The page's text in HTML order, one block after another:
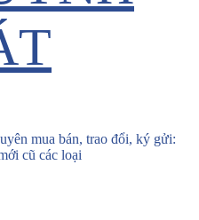
mua bán, trao đổi, ký gửi:
cũ các loại